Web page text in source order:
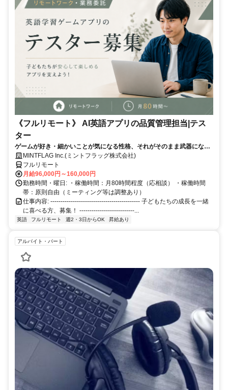
《フルリモート》 AI英語アプリの品質管理担当|テス
ター
ゲームが好き・細かいことが気になる性格、それがそのまま武器になる
仕事です！
MINTFLAG Inc.(ミントフラッグ株式会社)
フルリモート
月給96,000円～160,000円
勤務時間・曜日: ・稼働時間：月80時間程度（応相談） ・稼働時間
帯：原則自由（ミーティング等は調整あり）
仕事内容: -------------------------------------------- 子どもたちの成長を一緒
に喜べる方、募集！ ---------------------------...
英語 フルリモート 週2・3日からOK 昇給あり
アルバイト・パート